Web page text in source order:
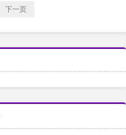
下一页